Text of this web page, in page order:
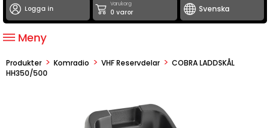
Logga in
Varukorg
0 varor
Meny
Produkter > Komradio > VHF Reservdelar > COBRA LADDSKÅL
HH350/500